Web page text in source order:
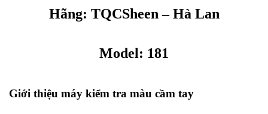
Hãng: TQCSheen– Hà Lan
Model: 181
Giới thiệu máy kiểm tra màu cầm tay